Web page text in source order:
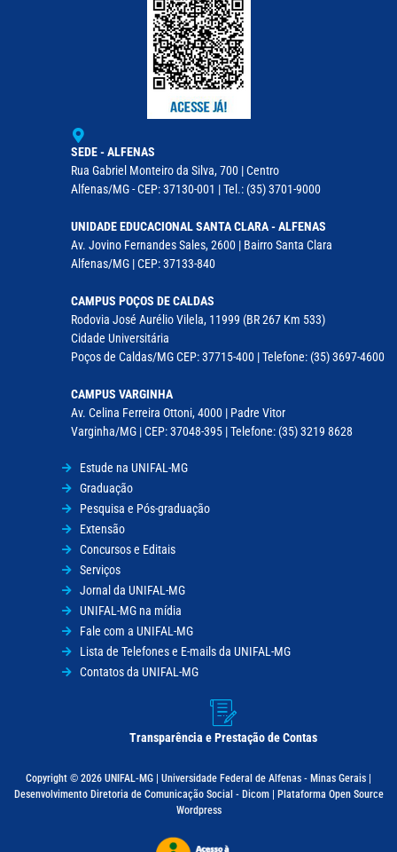
SEDE - ALFENAS
Rua Gabriel Monteiro da Silva, 700 | Centro
Alfenas/MG - CEP: 37130-001 | Tel.: (35) 3701-9000
UNIDADE EDUCACIONAL SANTA CLARA - ALFENAS
Av. Jovino Fernandes Sales, 2600 | Bairro Santa Clara
Alfenas/MG | CEP: 37133-840
CAMPUS POÇOS DE CALDAS
Rodovia José Aurélio Vilela, 11999 (BR 267 Km 533)
Cidade Universitária
Poços de Caldas/MG CEP: 37715-400 | Telefone: (35) 3697-4600
CAMPUS VARGINHA
Av. Celina Ferreira Ottoni, 4000 | Padre Vitor
Varginha/MG | CEP: 37048-395 | Telefone: (35) 3219 8628
Estude na UNIFAL-MG
Graduação
Pesquisa e Pós-graduação
Extensão
Concursos e Editais
Serviços
Jornal da UNIFAL-MG
UNIFAL-MG na mídia
Fale com a UNIFAL-MG
Lista de Telefones e E-mails da UNIFAL-MG
Contatos da UNIFAL-MG
Transparência e Prestação de Contas
Copyright © 2026 UNIFAL-MG | Universidade Federal de Alfenas - Minas Gerais |
Desenvolvimento Diretoria de Comunicação Social - Dicom | Plataforma Open Source
Wordpress